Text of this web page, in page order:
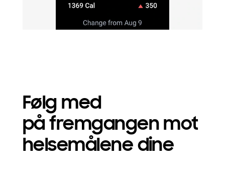
Følg med
på fremgangen mot
helsemålene dine